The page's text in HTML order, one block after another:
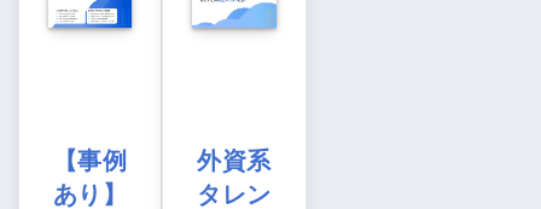
【事例
あり】
外資系
タレン